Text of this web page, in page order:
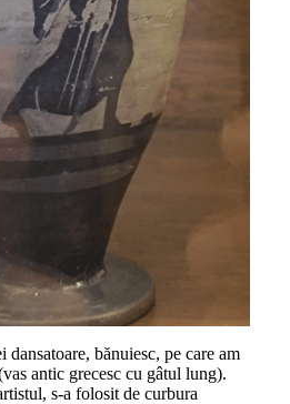
bănuiesc, pe care am
antic grecesc cu gâtul lung).
s-a folosit de curbura